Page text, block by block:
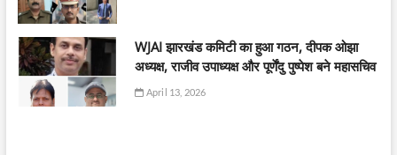
WJAI झारखंड कमिटी का हुआ गठन, दीपक ओझा
अध्यक्ष, राजीव उपाध्यक्ष और पूर्णेंदु पुष्पेश बने महासचिव
April 13, 2026